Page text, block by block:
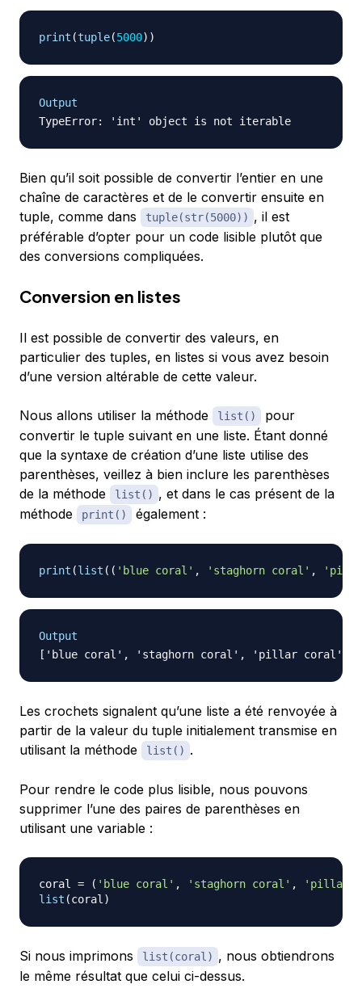
print (tuple(5000) )
Output
Bien qu’il soit possible de convertir l’entier en une
chaîne de caractères et de le convertir ensuite en
tuple, comme dans
tuple(str(5000)) , il est
préférable d’opter pour un code lisible plutôt que
des conversions compliquées.
Conversion en listes
Il est possible de convertir des valeurs, en
particulier des tuples, en listes si vous avez besoin
d’une version altérable de cette valeur.
Nous allons utiliser la méthode list()
pour
convertir le tuple suivant en une liste. Étant donné
que la syntaxe de création d’une liste utilise des
parenthèses, veillez à bien inclure les parenthèses
de la méthode
list() , et dans le cas présent de la
méthode
print() également :
print (list ( ( 'blue coral' , 'staghorn coral' ,
Output
Les crochets signalent qu’une liste a été renvoyée à
partir de la valeur du tuple initialement transmise en
utilisant la méthode
list() .
Pour rendre le code plus lisible, nous pouvons
supprimer l’une des paires de parenthèses en
utilisant une variable :
coral = ( 'blue coral' , 'staghorn coral' ,
'pillar
list (coral)
Si nous imprimons list(coral) , nous obtiendrons
le même résultat que celui ci-dessus.